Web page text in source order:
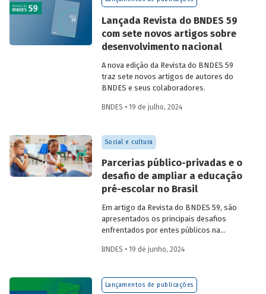
Lançada Revista do BNDES 59
com sete novos artigos sobre
desenvolvimento nacional
A nova edição da Revista do BNDES 59
traz sete novos artigos de autores do
BNDES e seus colaboradores.
BNDES • 19 de julho, 2024
Social e cultura
Parcerias público-privadas e o
desafio de ampliar a educação
pré-escolar no Brasil
Em artigo da Revista do BNDES 59, são
apresentados os principais desafios
enfrentados por entes públicos na
como aprendizados e possíveis soluções
na experiência das equipes do BNDES.
BNDES • 19 de junho, 2024
Lançamentos de publicações